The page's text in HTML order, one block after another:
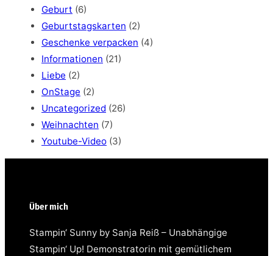
Geburt (6)
Geburtstagskarten (2)
Geschenke verpacken (4)
Informationen (21)
Liebe (2)
OnStage (2)
Uncategorized (26)
Weihnachten (7)
Youtube-Video (3)
Über mich
Stampin‘ Sunny by Sanja Reiß – Unabhängige
Stampin‘ Up! Demonstratorin mit gemütlichem